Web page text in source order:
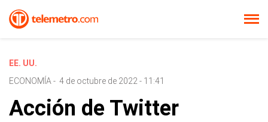
EE. UU.
ECONOMÍA - 4 de octubre de 2022 - 11:41
Acción de Twitter